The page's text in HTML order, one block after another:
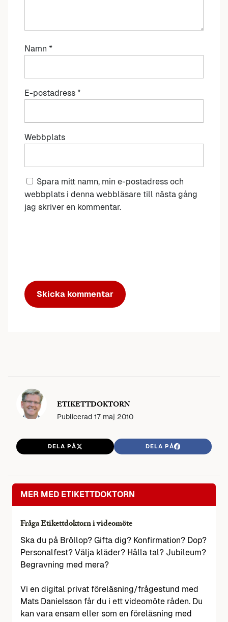
Namn *
E-postadress *
Webbplats
Spara mitt namn, min e-postadress och
webbplats i denna webbläsare till nästa gång
jag skriver en kommentar.
ETIKETTDOKTORN
Publicerad 17 maj 2010
DELA PÅ DELA PÅ
MER MED ETIKETTDOKTORN
Fråga Etikettdoktorn i videomöte
Ska du på Bröllop? Gifta dig? Konfirmation? Dop?
Personalfest? Välja kläder? Hålla tal? Jubileum?
Begravning med mera?
Vi en digital privat föreläsning/frågestund med
Mats Danielsson får du i ett videomöte råden. Du
kan vara ensam eller som en föreläsning med